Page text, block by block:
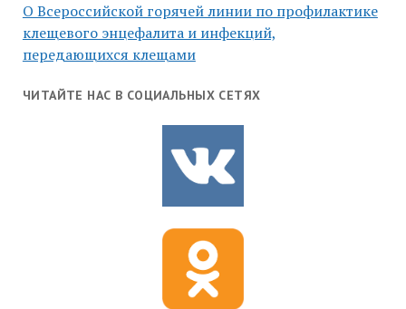
О Всероссийской горячей линии по профилактике
клещевого энцефалита и инфекций,
передающихся клещами
ЧИТАЙТЕ НАС В СОЦИАЛЬНЫХ СЕТЯХ